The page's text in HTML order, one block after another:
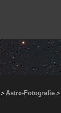
> Astro-Fotografie >